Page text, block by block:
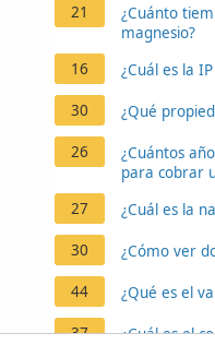
21
¿Cuánto
magnesio?
16
¿Cuál es la
30 ¿Qué
26
¿Cuántos
para cobrar
27
¿Cuál es la
30 ¿Cómo ver
44 ¿Qué es el
37 ¿Cuál es el